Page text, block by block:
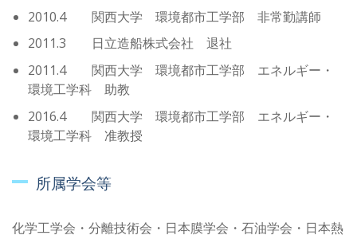
2010.4 関西大学 環境都市工学部 非常勤講師
2011.3 日立造船株式会社 退社
2011.4 関西大学 環境都市工学部 エネルギー・
環境工学科 助教
2016.4 関西大学 環境都市工学部 エネルギー・
環境工学科 准教授
所属学会等
化学工学会・分離技術会・日本膜学会・石油学会・日本熱